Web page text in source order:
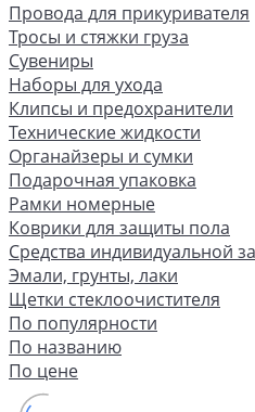
Провода для прикуривателя
Тросы и стяжки груза
Сувениры
Наборы для ухода
Клипсы и предохранители
Технические жидкости
Органайзеры и сумки
Подарочная упаковка
Рамки номерные
Коврики для защиты пола
Средства индивидуальной
Эмали, грунты, лаки
Щетки стеклоочистителя
По популярности
По названию
По цене